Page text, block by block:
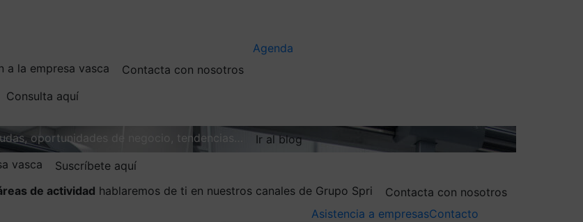
a la empresa vasca
Contacta con nosotros
Consulta aquí
Agenda
oportunidades de negocio, tendencias…
Ir al blog
vasca
Suscríbete aquí
de actividad hablaremos de ti en nuestros canales de Grupo Spri
Contacta con nosotros
Asistencia a empresasContacto